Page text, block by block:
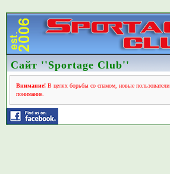
Сайт ''Sportage Club''
Внимание!В целях борьбы со спамом, новые пользователи
понимание.